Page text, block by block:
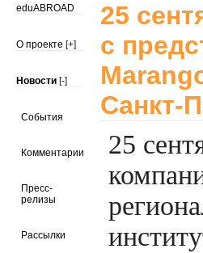
eduABROAD
О проекте [+]
Новости [-]
События
Комментарии
Пресс-
релизы
Рассылки
25
с
Санкт-
25